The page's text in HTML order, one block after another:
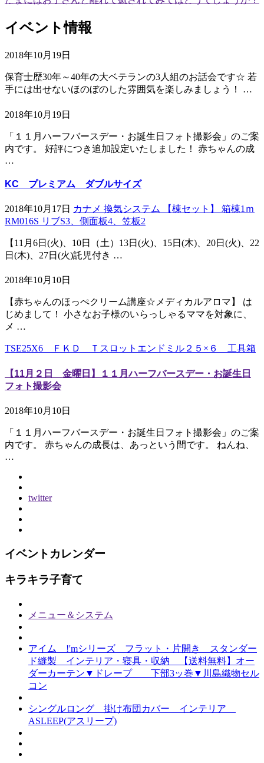
イベント情報
2018年10月19日
保育士歴30年～40年の大ベテランの3人組のお話会です☆ 若
手には出せないほのぼのした雰囲気を楽しみましょう！ …
2018年10月19日
「１１月ハーフバースデー・お誕生日フォト撮影会」のご案
内です。 好評につき追加設定いたしました！ 赤ちゃんの成
…
KC プレミアム ダブルサイズ
2018年10月17日 カナメ 換気システム 【棟セット】 箱棟1ｍ
RM016S リブS3、側面板4、笠板2
【11月6日(火)、10日（土）13日(火)、15日(木)、20日(火)、22
日(木)、27日(火)託児付き …
2018年10月10日
【赤ちゃんのほっぺクリーム講座☆メディカルアロマ】 は
じめまして！ 小さなお子様のいらっしゃるママを対象に、
メ …
TSE25X6 ＦＫＤ Ｔスロットエンドミル２５×６ 工具箱
【11月２日 金曜日】１１月ハーフバースデー・お誕生日
フォト撮影会
2018年10月10日
「１１月ハーフバースデー・お誕生日フォト撮影会」のご案
内です。 赤ちゃんの成長は、あっという間です。 ねんね、
…
twitter
イベントカレンダー
キラキラ子育て
メニュー＆システム
アイム !'mシリーズ フラット・片開き スタンダー
ド縫製 インテリア・寝具・収納 【送料無料】オー
ダーカーテン▼ドレープ 下部3ッ巻▼川島織物セル
コン
シングルロング 掛け布団カバー インテリア
ASLEEP(アスリープ)